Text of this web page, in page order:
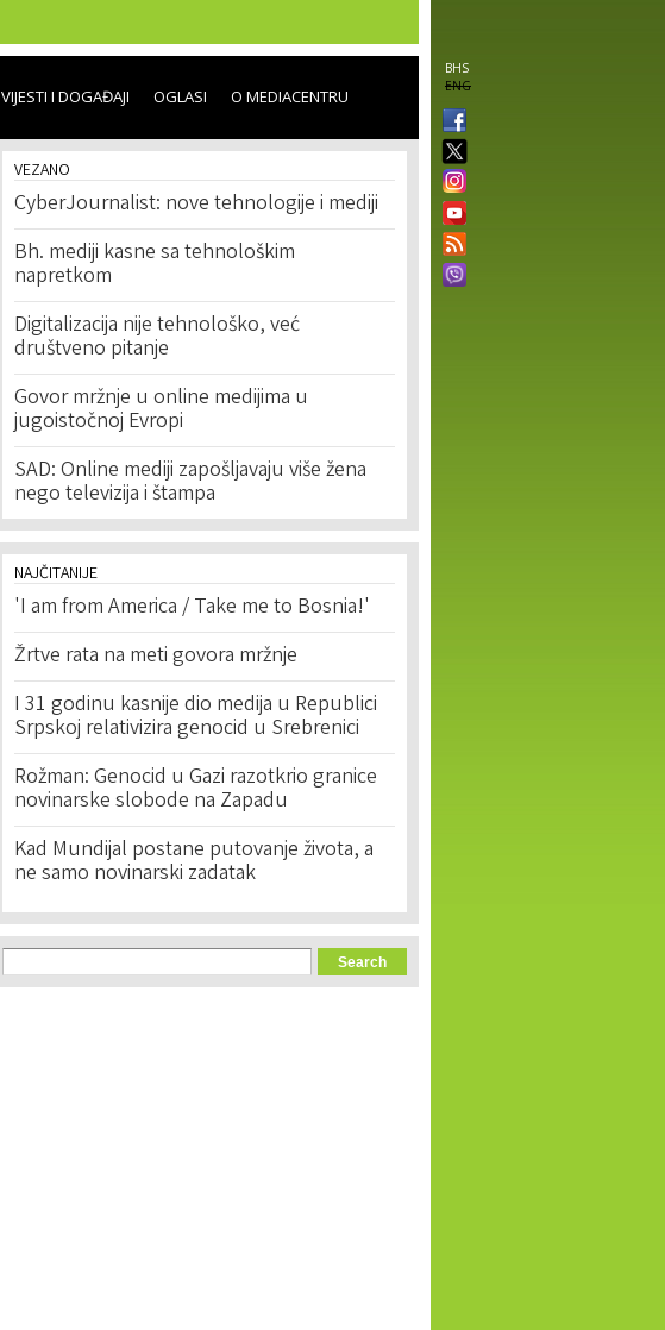
BHS
ENG
VIJESTI I DOGAĐAJI OGLASI O MEDIACENTRU
VEZANO
CyberJournalist: nove tehnologije i mediji
Bh. mediji kasne sa tehnološkim
napretkom
Digitalizacija nije tehnološko, već
društveno pitanje
Govor mržnje u online medijima u
jugoistočnoj Evropi
SAD: Online mediji zapošljavaju više žena
nego televizija i štampa
NAJČITANIJE
'I am from America / Take me to Bosnia!'
Žrtve rata na meti govora mržnje
I 31 godinu kasnije dio medija u Republici
Srpskoj relativizira genocid u Srebrenici
Rožman: Genocid u Gazi razotkrio granice
novinarske slobode na Zapadu
Kad Mundijal postane putovanje života, a
ne samo novinarski zadatak
Search form
Search